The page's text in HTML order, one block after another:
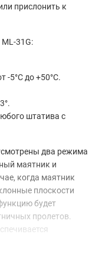
прислонить к
31G:
-5°С до +50°С.
штатива с
два режима
маятник и
когда маятник
плоскости
будет
пролетов.